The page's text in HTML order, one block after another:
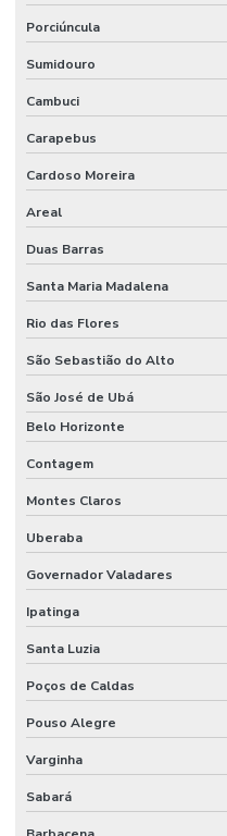
Limpeza De Estruturas E Pisos
Limpeza De Estruturas Industriais
Limpeza De Pisos Industriais
Limpeza De Pneus E
Limpeza De Pós Obra E
Limpeza De Recepção E
Limpeza E Conservação
Limpeza E Conservação De
Limpeza de espaços
Limpeza Especializada Para
Limpeza Profissional De
Limpeza Profunda De
Limpeza Profunda De
Limpeza Técnica De Ambientes
Limpeza Técnica De Ambientes
Limpeza Técnica De Indústrias
Manutenção corporativa
Manutenção Corretiva De
Porciúncula
Sumidouro
Cambuci
Carapebus
Cardoso Moreira
Areal
Duas Barras
Santa Maria Madalena
Rio das Flores
São Sebastião do Alto
São José de Ubá
Belo Horizonte
Contagem
Montes Claros
Uberaba
Governador Valadares
Ipatinga
Santa Luzia
Poços de Caldas
Pouso Alegre
Varginha
Sabará